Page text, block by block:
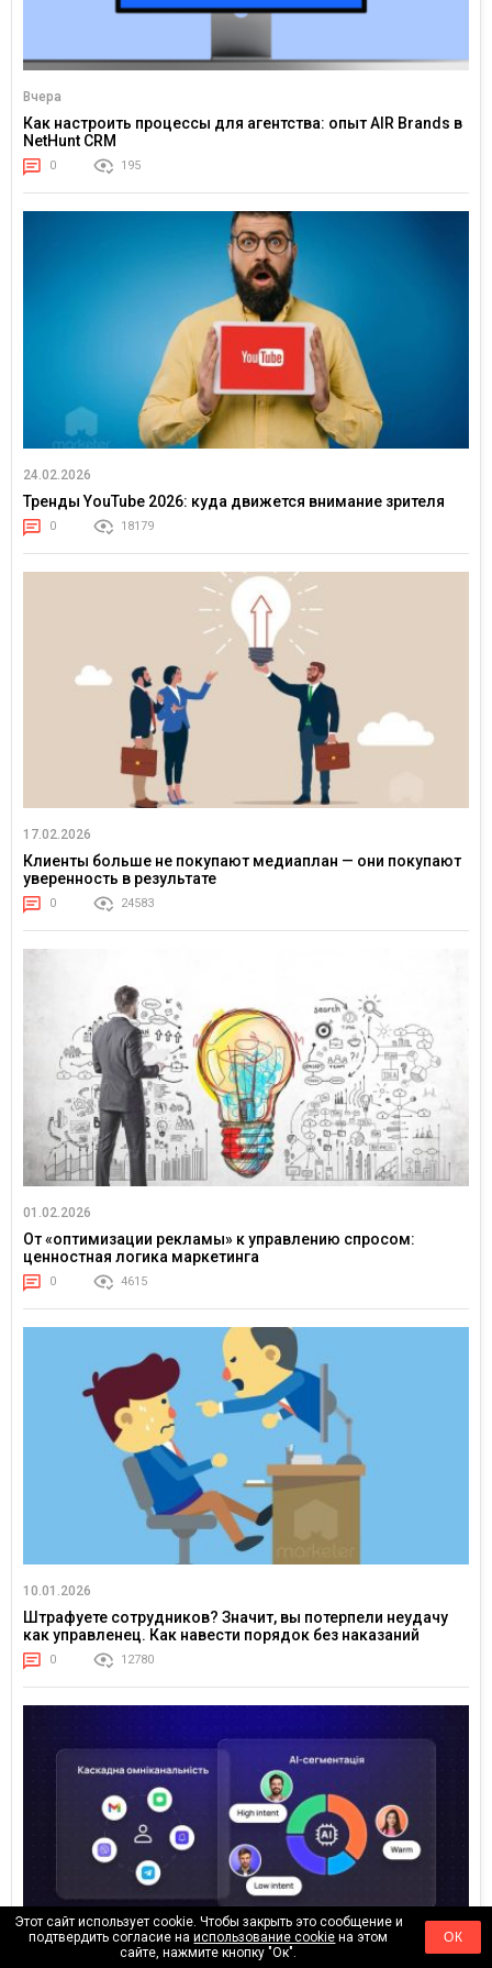
Вчера
Как настроить процессы для агентства: опыт AIR Brands в
NetHunt CRM
0 195
24.02.2026
Тренды YouTube 2026: куда движется внимание зрителя
0 18179
17.02.2026
Клиенты больше не покупают медиаплан — они покупают
уверенность в результате
0 24583
01.02.2026
От «оптимизации рекламы» к управлению спросом:
ценностная логика маркетинга
0 4615
10.01.2026
Штрафуете сотрудников? Значит, вы потерпели неудачу
как управленец. Как навести порядок без наказаний
0 12780
Этот сайт использует cookie. Чтобы закрыть это сообщение и
подтвердить согласие наиспользование cookie на этом
сайте, нажмите кнопку "Ок".
ОК